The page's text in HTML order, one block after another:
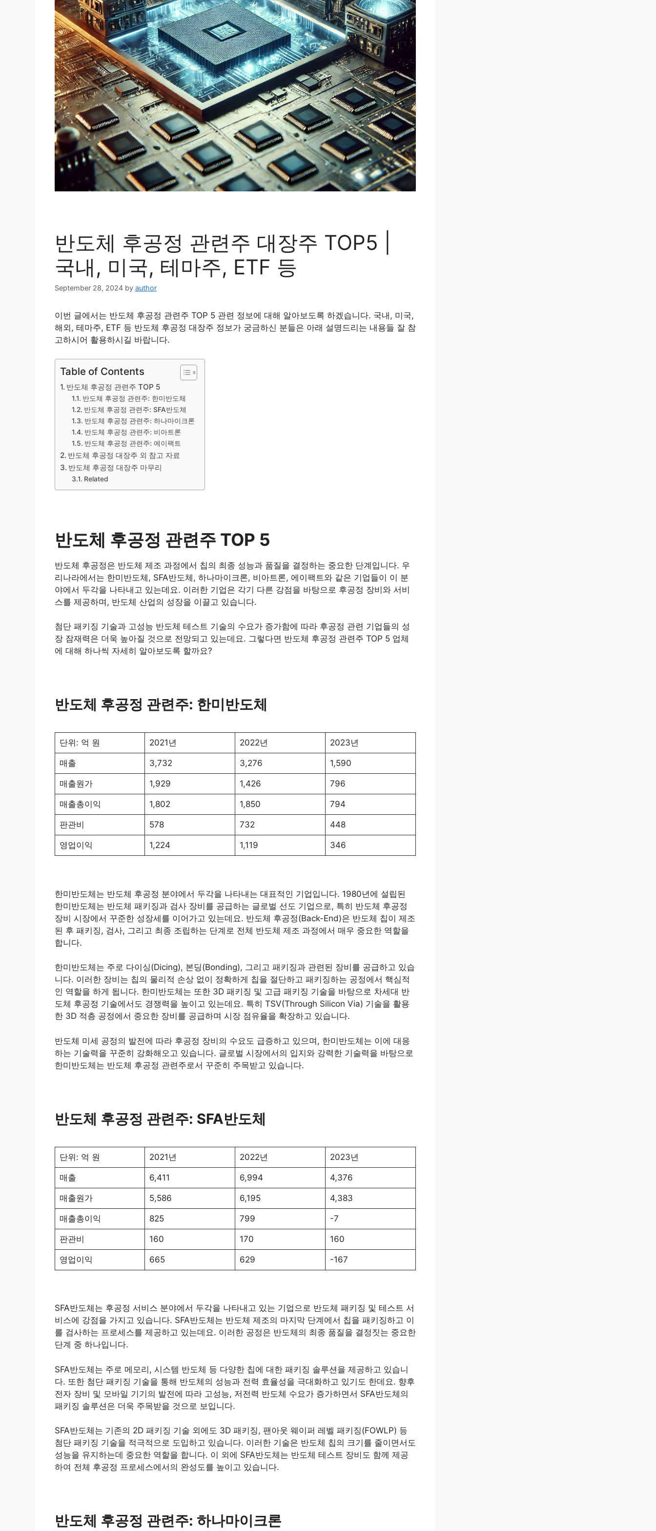
반도체 후공정 관련주 대장주 TOP5 |
국내, 미국, 테마주, ETF 등
September 28, 2024 by author
이번 글에서는 반도체 후공정 관련주 TOP 5 관련 정보에 대해 알아보도록 하겠습니다. 국내, 미국,
해외, 테마주, ETF 등 반도체 후공정 대장주 정보가 궁금하신 분들은 아래 설명드리는 내용들 잘 참
고하시어 활용하시길 바랍니다.
Table of Contents
반도체 후공정 관련주 TOP 5
반도체 후공정 관련주: 한미반도체
반도체 후공정 관련주: SFA반도체
반도체 후공정 관련주: 하나마이크론
반도체 후공정 관련주: 비아트론
반도체 후공정 관련주: 에이팩트
반도체 후공정 대장주 외 참고 자료
반도체 후공정 대장주 마무리
Related
반도체 후공정 관련주 TOP 5
반도체 후공정은 반도체 제조 과정에서 칩의 최종 성능과 품질을 결정하는 중요한 단계입니다. 우
리나라에서는 한미반도체, SFA반도체, 하나마이크론, 비아트론, 에이팩트와 같은 기업들이 이 분
야에서 두각을 나타내고 있는데요. 이러한 기업은 각기 다른 강점을 바탕으로 후공정 장비와 서비
스를 제공하며, 반도체 산업의 성장을 이끌고 있습니다.
첨단 패키징 기술과 고성능 반도체 테스트 기술의 수요가 증가함에 따라 후공정 관련 기업들의 성
장 잠재력은 더욱 높아질 것으로 전망되고 있는데요. 그렇다면 반도체 후공정 관련주 TOP 5 업체
에 대해 하나씩 자세히 알아보도록 할까요?
반도체 후공정 관련주: 한미반도체
단위: 억 원 2021년 2022년 2023년
매출 3,732 3,276 1,590
매출원가 1,929 1,426 796
매출총이익 1,802 1,850 794
판관비 578 732 448
영업이익 1,224 1,119 346
한미반도체는 반도체 후공정 분야에서 두각을 나타내는 대표적인 기업입니다. 1980년에 설립된
한미반도체는 반도체 패키징과 검사 장비를 공급하는 글로벌 선도 기업으로, 특히 반도체 후공정
장비 시장에서 꾸준한 성장세를 이어가고 있는데요. 반도체 후공정(Back-End)은 반도체 칩이 제조
된 후 패키징, 검사, 그리고 최종 조립하는 단계로 전체 반도체 제조 과정에서 매우 중요한 역할을
합니다.
한미반도체는 주로 다이싱(Dicing), 본딩(Bonding), 그리고 패키징과 관련된 장비를 공급하고 있습
니다. 이러한 장비는 칩의 물리적 손상 없이 정확하게 칩을 절단하고 패키징하는 공정에서 핵심적
인 역할을 하게 됩니다. 한미반도체는 또한 3D 패키징 및 고급 패키징 기술을 바탕으로 차세대 반
도체 후공정 기술에서도 경쟁력을 높이고 있는데요. 특히 TSV(Through Silicon Via) 기술을 활용
한 3D 적층 공정에서 중요한 장비를 공급하며 시장 점유율을 확장하고 있습니다.
반도체 미세 공정의 발전에 따라 후공정 장비의 수요도 급증하고 있으며, 한미반도체는 이에 대응
하는 기술력을 꾸준히 강화해오고 있습니다. 글로벌 시장에서의 입지와 강력한 기술력을 바탕으로
한미반도체는 반도체 후공정 관련주로서 꾸준히 주목받고 있습니다.
반도체 후공정 관련주: SFA반도체
단위: 억 원 2021년 2022년 2023년
매출 6,411 6,994 4,376
매출원가 5,586 6,195 4,383
매출총이익 825 799 -7
판관비 160 170 160
영업이익 665 629 -167
SFA반도체는 후공정 서비스 분야에서 두각을 나타내고 있는 기업으로 반도체 패키징 및 테스트 서
비스에 강점을 가지고 있습니다. SFA반도체는 반도체 제조의 마지막 단계에서 칩을 패키징하고 이
를 검사하는 프로세스를 제공하고 있는데요. 이러한 공정은 반도체의 최종 품질을 결정짓는 중요한
단계 중 하나입니다.
SFA반도체는 주로 메모리, 시스템 반도체 등 다양한 칩에 대한 패키징 솔루션을 제공하고 있습니
다. 또한 첨단 패키징 기술을 통해 반도체의 성능과 전력 효율성을 극대화하고 있기도 한데요. 향후
전자 장비 및 모바일 기기의 발전에 따라 고성능, 저전력 반도체 수요가 증가하면서 SFA반도체의
패키징 솔루션은 더욱 주목받을 것으로 보입니다.
SFA반도체는 기존의 2D 패키징 기술 외에도 3D 패키징, 팬아웃 웨이퍼 레벨 패키징(FOWLP) 등
첨단 패키징 기술을 적극적으로 도입하고 있습니다. 이러한 기술은 반도체 칩의 크기를 줄이면서도
성능을 유지하는데 중요한 역할을 합니다. 이 외에 SFA반도체는 반도체 테스트 장비도 함께 제공
하여 전체 후공정 프로세스에서의 완성도를 높이고 있습니다.
반도체 후공정 관련주: 하나마이크론